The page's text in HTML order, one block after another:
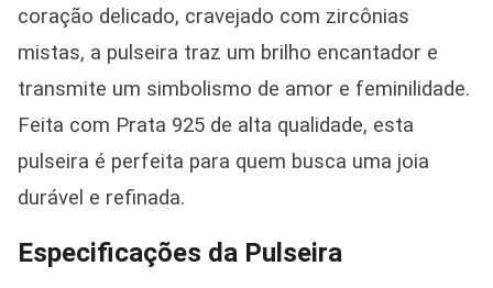
coração delicado, cravejado com zircônias
mistas, a pulseira traz um brilho encantador e
transmite um simbolismo de amor e feminilidade.
Feita com Prata 925 de alta qualidade, esta
pulseira é perfeita para quem busca uma joia
durável e refinada.
Especificações da Pulseira